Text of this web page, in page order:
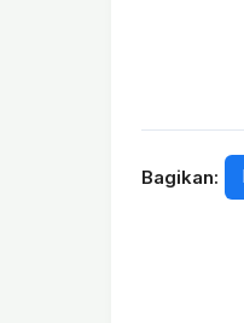
Bagikan: